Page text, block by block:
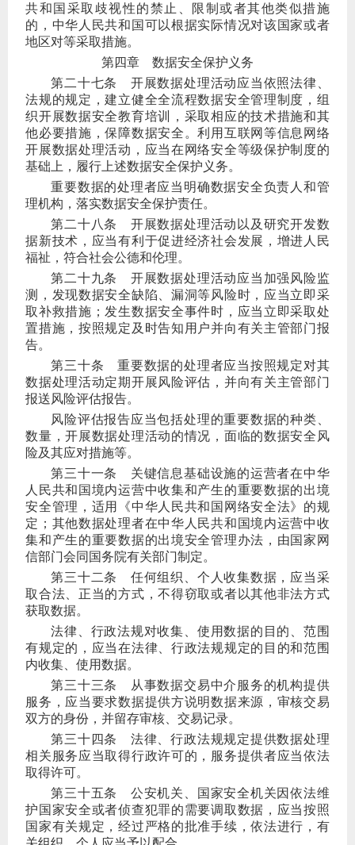
共和国采取歧视性的禁止、限制或者其他类似措施
的，中华人民共和国可以根据实际情况对该国家或者
地区对等采取措施。
第四章 数据安全保护义务
第二十七条
开展数据处理活动应当依照法律、
法规的规定，建立健全全流程数据安全管理制度，组
织开展数据安全教育培训，采取相应的技术措施和其
他必要措施，保障数据安全。利用互联网等信息网络
开展数据处理活动，应当在网络安全等级保护制度的
基础上，履行上述数据安全保护义务。
重要数据的处理者应当明确数据安全负责人和管
理机构，落实数据安全保护责任。
第二十八条
开展数据处理活动以及研究开发数
据新技术，应当有利于促进经济社会发展，增进人民
福祉，符合社会公德和伦理。
第二十九条
开展数据处理活动应当加强风险监
测，发现数据安全缺陷、漏洞等风险时，应当立即采
取补救措施；发生数据安全事件时，应当立即采取处
置措施，按照规定及时告知用户并向有关主管部门报
告。
第三十条 重要数据的处理者应当按照规定对其
数据处理活动定期开展风险评估，并向有关主管部门
报送风险评估报告。
风险评估报告应当包括处理的重要数据的种类、
数量，开展数据处理活动的情况，面临的数据安全风
险及其应对措施等。
第三十一条
关键信息基础设施的运营者在中华
人民共和国境内运营中收集和产生的重要数据的出境
安全管理，适用《中华人民共和国网络安全法》的规
定；其他数据处理者在中华人民共和国境内运营中收
集和产生的重要数据的出境安全管理办法，由国家网
信部门会同国务院有关部门制定。
第三十二条
任何组织、个人收集数据，应当采
取合法、正当的方式，不得窃取或者以其他非法方式
获取数据。
法律、行政法规对收集、使用数据的目的、范围
有规定的，应当在法律、行政法规规定的目的和范围
内收集、使用数据。
第三十三条
从事数据交易中介服务的机构提供
服务，应当要求数据提供方说明数据来源，审核交易
双方的身份，并留存审核、交易记录。
第三十四条
法律、行政法规规定提供数据处理
相关服务应当取得行政许可的，服务提供者应当依法
取得许可。
第三十五条
公安机关、国家安全机关因依法维
护国家安全或者侦查犯罪的需要调取数据，应当按照
国家有关规定，经过严格的批准手续，依法进行，有